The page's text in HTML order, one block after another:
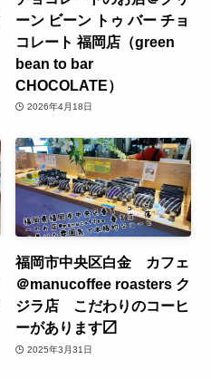
ーン ビーン トゥ バー チョ
コレート 福岡店（green
bean to bar
CHOCOLATE）
2026年4月18日
福岡市中央区白金 カフェ
＠manucoffee roasters ク
ジラ店 こだわりのコーヒ
ーがあります〼
2025年3月31日